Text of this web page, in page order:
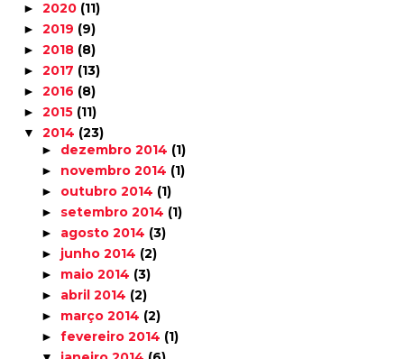
► 2020 (11)
► 2019 (9)
► 2018 (8)
► 2017 (13)
► 2016 (8)
► 2015 (11)
▼ 2014 (23)
► dezembro 2014 (1)
► novembro 2014 (1)
► outubro 2014 (1)
► setembro 2014 (1)
► agosto 2014 (3)
► junho 2014 (2)
► maio 2014 (3)
► abril 2014 (2)
► março 2014 (2)
► fevereiro 2014 (1)